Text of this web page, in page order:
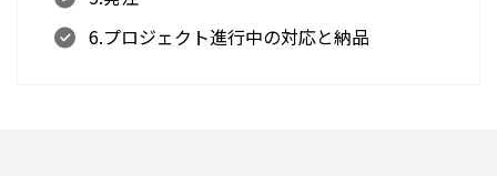
6.プロジェクト進行中の対応と納品